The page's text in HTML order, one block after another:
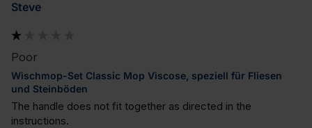
Steve
Poor
Wischmop-Set Classic Mop Viscose, speziell für Fliesen
und Steinböden
The handle does not fit together as directed in the
instructions.